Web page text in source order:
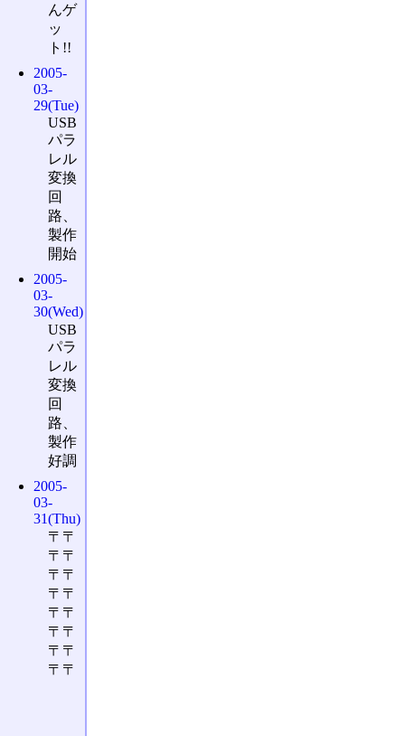
んゲ
ッ
ト!!
2005-
03-
29(Tue)
USB
パラ
レル
変換
回
路、
製作
開始
2005-
03-
30(Wed)
USB
パラ
レル
変換
回
路、
製作
好調
2005-
03-
31(Thu)
〒〒
〒〒
〒〒
〒〒
〒〒
〒〒
〒〒
〒〒